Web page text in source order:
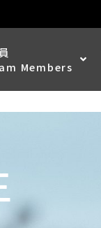
Members